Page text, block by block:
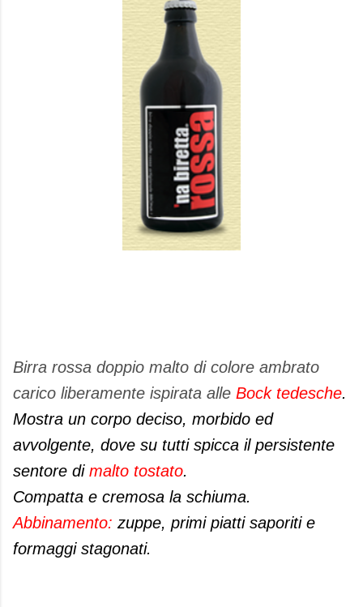
Birra rossa doppio malto di colore ambrato
carico liberamente ispirata alle Bock tedesche.
Mostra un corpo deciso, morbido ed
avvolgente, dove su tutti spicca il persistente
sentore di malto tostato.
Compatta e cremosa la schiuma.
Abbinamento: zuppe, primi piatti saporiti e
formaggi stagonati.